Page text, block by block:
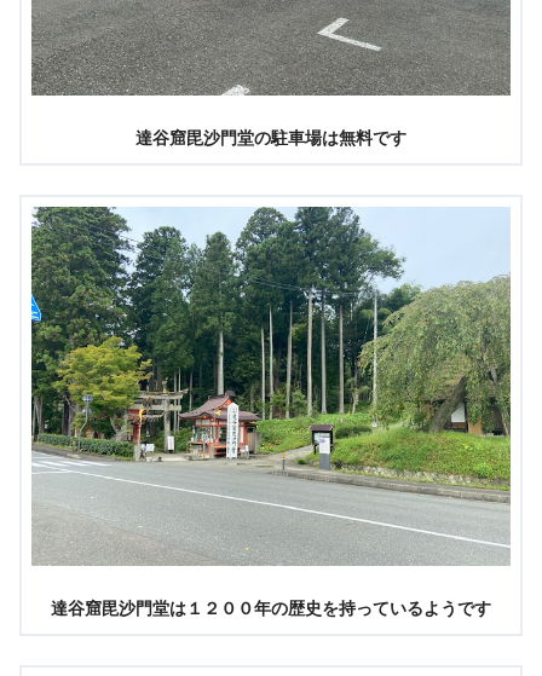
達谷窟毘沙門堂の駐車場は無料です
達谷窟毘沙門堂は１２００年の歴史を持っているようです